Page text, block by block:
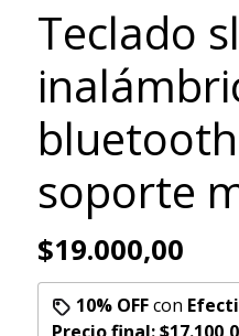
Teclado
soporte
$19.000,00
10% OFFcon